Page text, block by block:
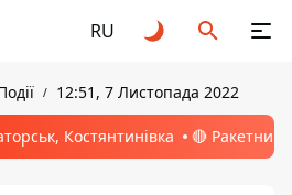
RU
12:51, 7 Листопада 2022
Костянтинівка 🔴 Ракетний